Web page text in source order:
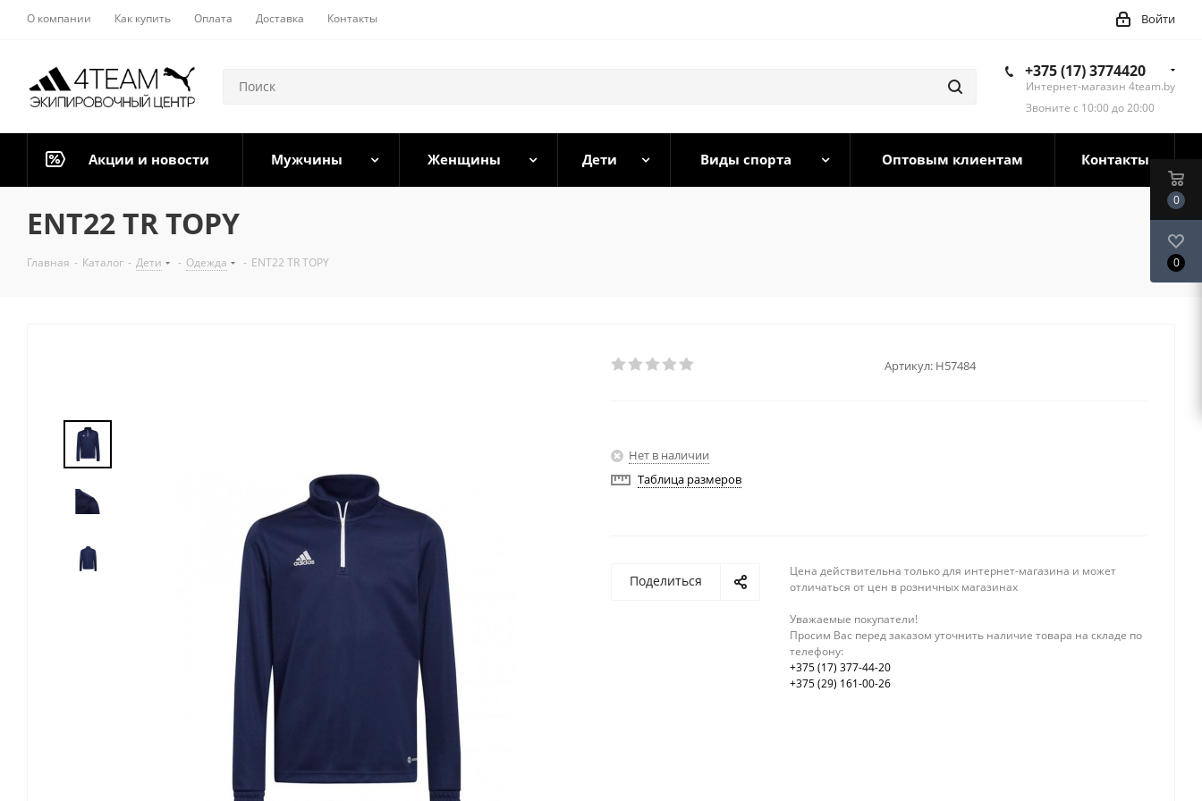
О компании Как купить Оплата Доставка Контакты Войти
+375 (17) 3774420
Интернет-магазин 4team.by
Звоните с 10:00 до 20:00
Акции и новости Мужчины Женщины Дети Виды спорта Оптовым клиентам Контакты
ENT22 TR TOPY
Главная - Каталог - Дети - Одежда - ENT22 TR TOPY
Артикул: H57484
Нет в наличии
Таблица размеров
Поделиться
Цена действительна только для интернет-магазина и может
отличаться от цен в розничных магазинах
Уважаемые покупатели!
Просим Вас перед заказом уточнить наличие товара на складе по
телефону:
+375 (17) 377-44-20
+375 (29) 161-00-26
0
0